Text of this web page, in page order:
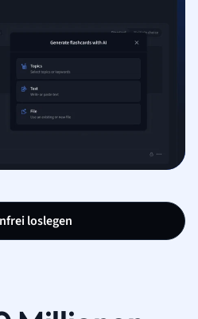
loslegen